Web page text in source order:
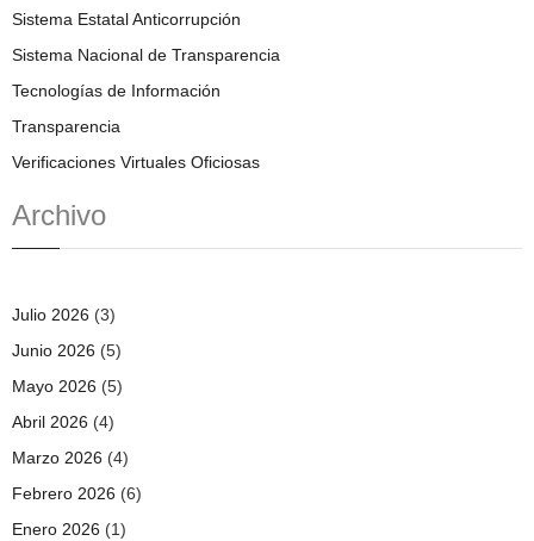
Sistema Estatal Anticorrupción
Sistema Nacional de Transparencia
Tecnologías de Información
Transparencia
Verificaciones Virtuales Oficiosas
Archivo
Julio 2026 (3)
Junio 2026 (5)
Mayo 2026 (5)
Abril 2026 (4)
Marzo 2026 (4)
Febrero 2026 (6)
Enero 2026 (1)